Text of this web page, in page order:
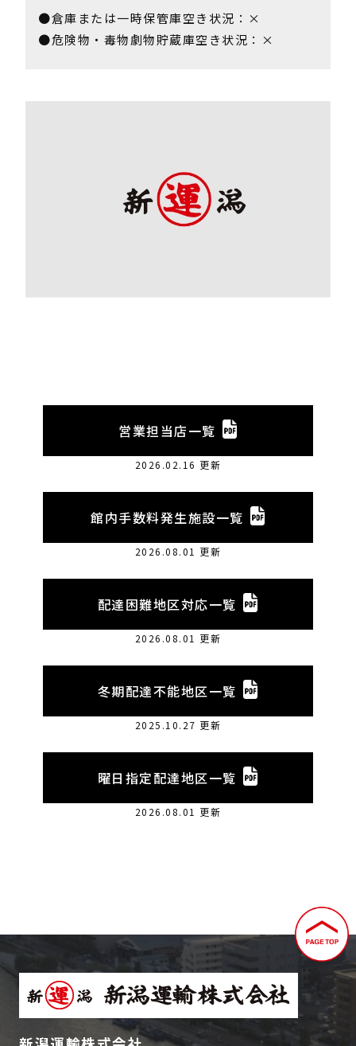
●倉庫または一時保管庫空き状況：×
●危険物・毒物劇物貯蔵庫空き状況：×
営業担当店一覧
2026.02.16 更新
館内手数料発生施設一覧
2026.08.01 更新
配達困難地区対応一覧
2026.08.01 更新
冬期配達不能地区一覧
2025.10.27 更新
曜日指定配達地区一覧
2026.08.01 更新